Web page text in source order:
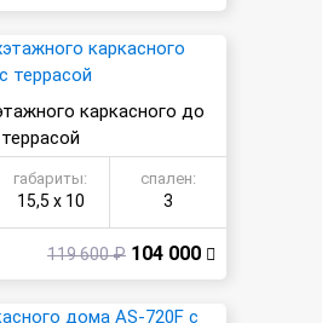
каркасного до
габариты:
15,5 х 10
спален:
3
119 600 ₽ 104 000